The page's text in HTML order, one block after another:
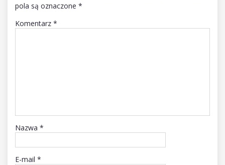
pola są oznaczone *
Komentarz *
Nazwa *
E-mail *